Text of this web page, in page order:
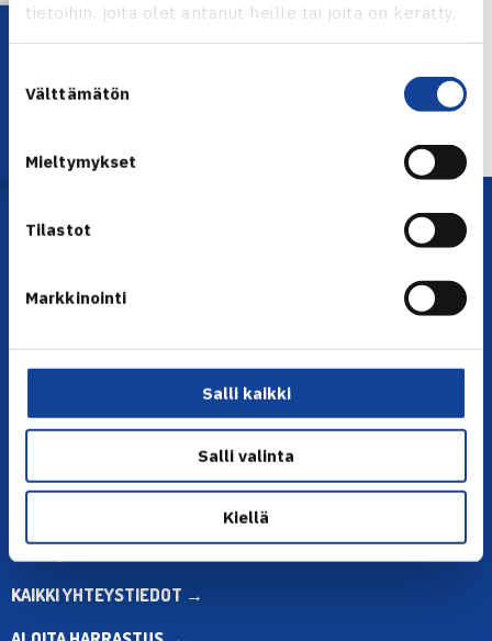
tietoihin, joita olet antanut heille tai joita on kerätty,
kun olet käyttänyt heidän palvelujaan.
valinta
Välttämätön
Mieltymykset
Tilastot
Markkinointi
Salli kaikki
Salli valinta
Kiellä
← Edellinen
Lataa OmaTennis!
YHTEYSTIEDOT
Olympiastadion, Paavo Nurmen tie 1, 00250 Helsinki
ma-pe klo 10.00-12.00
Muina aikoina olkaa yhteydessä
sähköpostitse: toimisto@tennis.fi
KAIKKI YHTEYSTIEDOT →